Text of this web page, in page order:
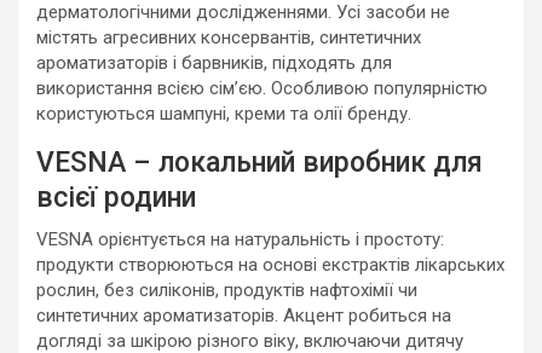
дерматологічними дослідженнями. Усі засоби не
містять агресивних консервантів, синтетичних
ароматизаторів і барвників, підходять для
використання всією сім’єю. Особливою популярністю
користуються шампуні, креми та олії бренду.
VESNA – локальний виробник для
всієї родини
VESNA орієнтується на натуральність і простоту:
продукти створюються на основі екстрактів лікарських
рослин, без силіконів, продуктів нафтохімії чи
синтетичних ароматизаторів. Акцент робиться на
догляді за шкірою різного віку, включаючи дитячу